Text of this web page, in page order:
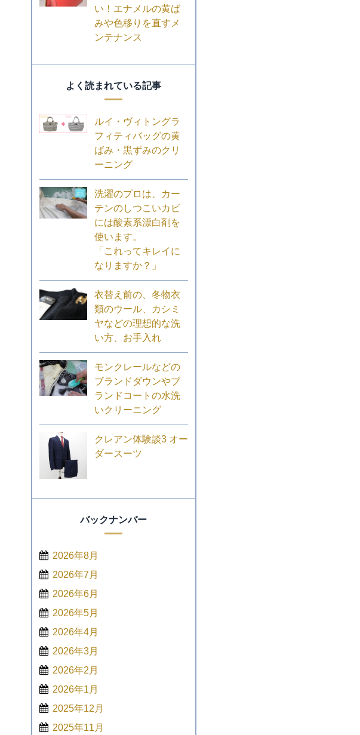
い！エナメルの黄ば
みや色移りを直すメ
ンテナンス
よく読まれている記事
ルイ・ヴィトングラ
フィティバッグの黄
ばみ・黒ずみのクリ
ーニング
洗濯のプロは、カー
テンのしつこいカビ
には酸素系漂白剤を
使います。
「これってキレイに
なりますか？」
衣替え前の、冬物衣
類のウール、カシミ
ヤなどの理想的な洗
い方、お手入れ
モンクレールなどの
ブランドダウンやブ
ランドコートの水洗
いクリーニング
クレアン体験談3 オー
ダースーツ
バックナンバー
2026年8月
2026年7月
2026年6月
2026年5月
2026年4月
2026年3月
2026年2月
2026年1月
2025年12月
2025年11月